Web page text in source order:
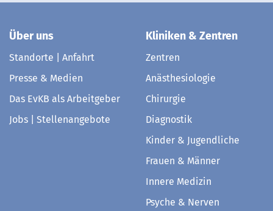
Über uns
Standorte | Anfahrt
Presse & Medien
Das EvKB als Arbeitgeber
Jobs | Stellenangebote
Kliniken & Zentren
Zentren
Anästhesiologie
Chirurgie
Diagnostik
Kinder & Jugendliche
Frauen & Männer
Innere Medizin
Psyche & Nerven